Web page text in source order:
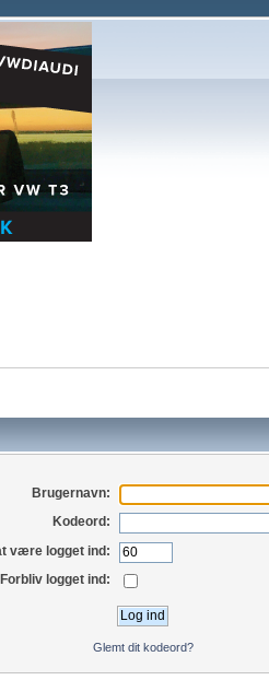
Brugernavn:
Kodeord:
være logget ind:
Forbliv logget ind:
Glemt dit kodeord?